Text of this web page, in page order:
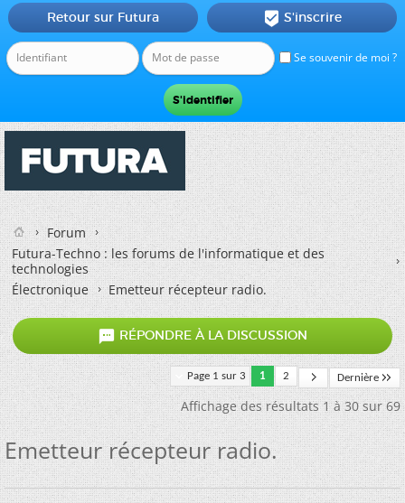
Se souvenir de moi ?
Retour sur Futura  S'inscrire
Forum
Futura-Techno : les forums de l'informatique et des
technologies
Électronique
Emetteur récepteur radio.
 RÉPONDRE À LA DISCUSSION
Page 1 sur 3 1 2 Dernière
Affichage des résultats 1 à 30 sur 69
Emetteur récepteur radio.